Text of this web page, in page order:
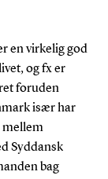
en virkelig god
og fx er
foruden
især har
mellem
Syddansk
bag